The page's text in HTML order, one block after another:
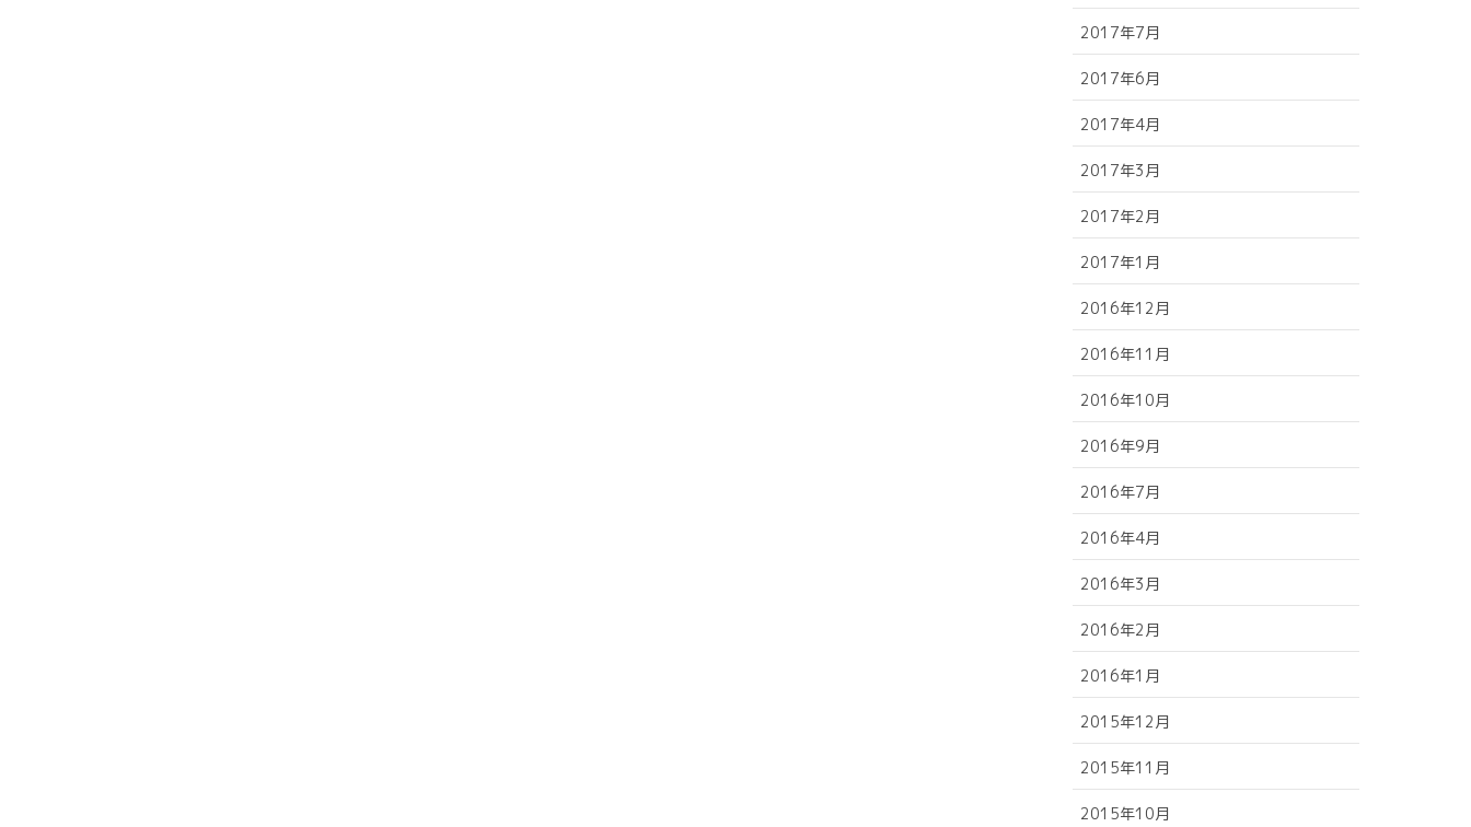
2017年7月
2017年6月
2017年4月
2017年3月
2017年2月
2017年1月
2016年12月
2016年11月
2016年10月
2016年9月
2016年7月
2016年4月
2016年3月
2016年2月
2016年1月
2015年12月
2015年11月
2015年10月